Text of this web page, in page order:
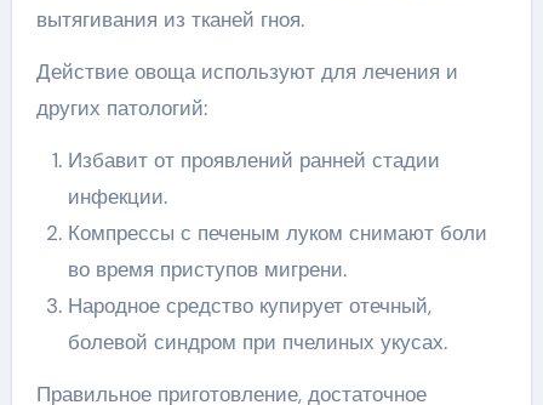
вытягивания из тканей гноя.
Действие овоща используют для лечения и
других патологий:
Избавит от проявлений ранней стадии
инфекции.
Компрессы с печеным луком снимают боли
во время приступов мигрени.
Народное средство купирует отечный,
болевой синдром при пчелиных укусах.
Правильное приготовление, достаточное